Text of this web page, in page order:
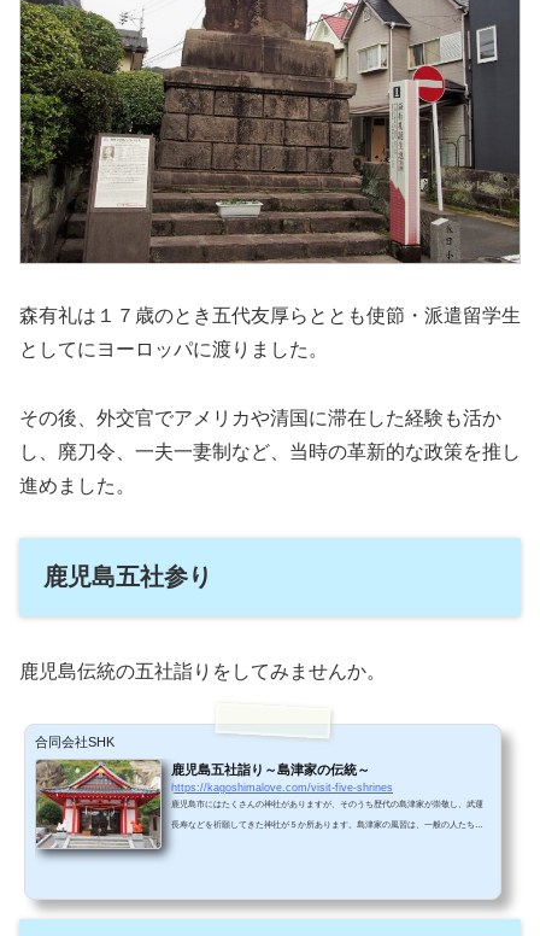
森有礼は１７歳のとき五代友厚らととも使節・派遣留学生
としてにヨーロッパに渡りました。
その後、外交官でアメリカや清国に滞在した経験も活か
し、 廃刀令、一夫一妻制 など、当時の革新的な政策を推し
進めました。
鹿児島五社参り
鹿児島伝統の五社詣りをしてみませんか。
合同会社SHK
鹿児島五社詣り～島津家の伝統～
https://kagoshimalove.com/visit-five-shrines
鹿児島市にはたくさんの神社がありますが、そのうち歴代の島津家が崇敬し、武運
長寿などを祈願してきた神社が５か所あります。島津家の風習は、一般の人たちに